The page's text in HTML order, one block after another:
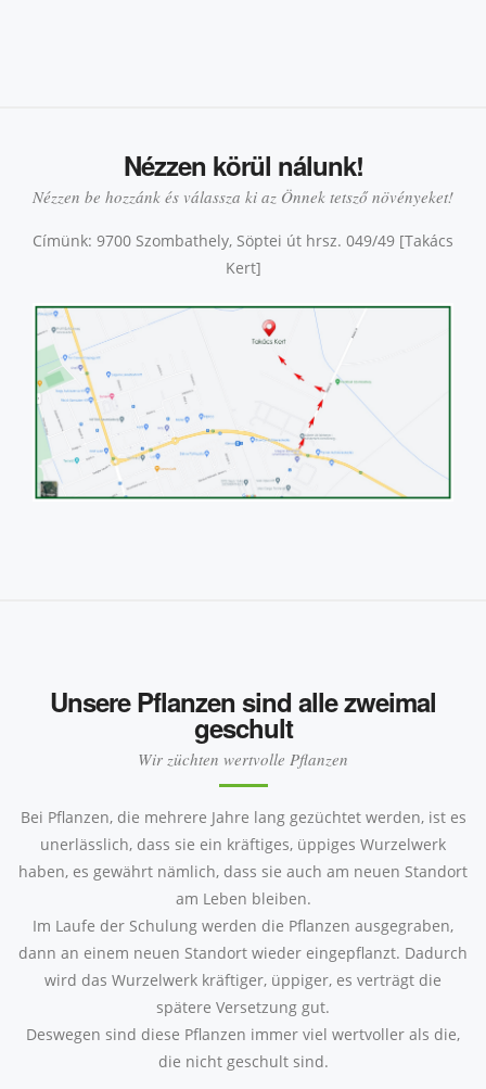
Nézzen körül nálunk!
Nézzen be hozzánk és válassza ki az Önnek tetsző növényeket!
Címünk: 9700 Szombathely, Söptei út hrsz. 049/49 [Takács
Kert]
Unsere Pflanzen sind alle zweimal
geschult
Wir züchten wertvolle Pflanzen
Bei Pflanzen, die mehrere Jahre lang gezüchtet werden, ist es
unerlässlich, dass sie ein kräftiges, üppiges Wurzelwerk
haben, es gewährt nämlich, dass sie auch am neuen Standort
am Leben bleiben.
Im Laufe der Schulung werden die Pflanzen ausgegraben,
dann an einem neuen Standort wieder eingepflanzt. Dadurch
wird das Wurzelwerk kräftiger, üppiger, es verträgt die
spätere Versetzung gut.
Deswegen sind diese Pflanzen immer viel wertvoller als die,
die nicht geschult sind.